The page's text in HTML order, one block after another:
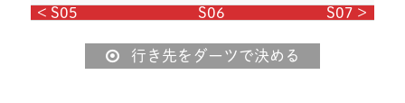
< S05
S06 S07 >
行き先をダーツで決める